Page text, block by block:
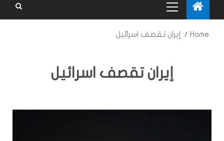
Home إيران تقصف اسرائيل
إيران تقصف اسرائيل